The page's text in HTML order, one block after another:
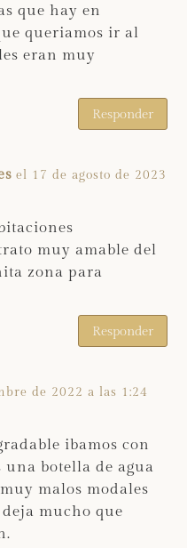
que hay en
queriamos ir al
eran muy
Responder
el 17 de agosto de 2023
muy amable del
zona para
Responder
de 2022 a las 1:24
ibamos con
botella de agua
malos modales
mucho que